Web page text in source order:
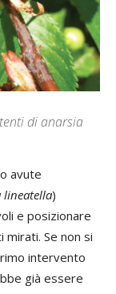
di anarsia
avute
lineatella)
e posizionare
Se non si
intervento
già essere